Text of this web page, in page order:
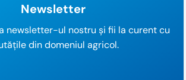
Newsletter
newsletter-ul nostru și fii la curent cu
din domeniul agricol.